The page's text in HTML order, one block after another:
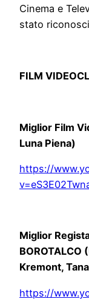
Cinema e
stato
FILM
Miglior Film
Luna Piena)
https://
Miglior
BOROTALCO
Kremont,
https://